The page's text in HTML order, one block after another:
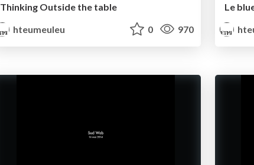
Thinking Outside the table
hteumeuleu
0 970
Le